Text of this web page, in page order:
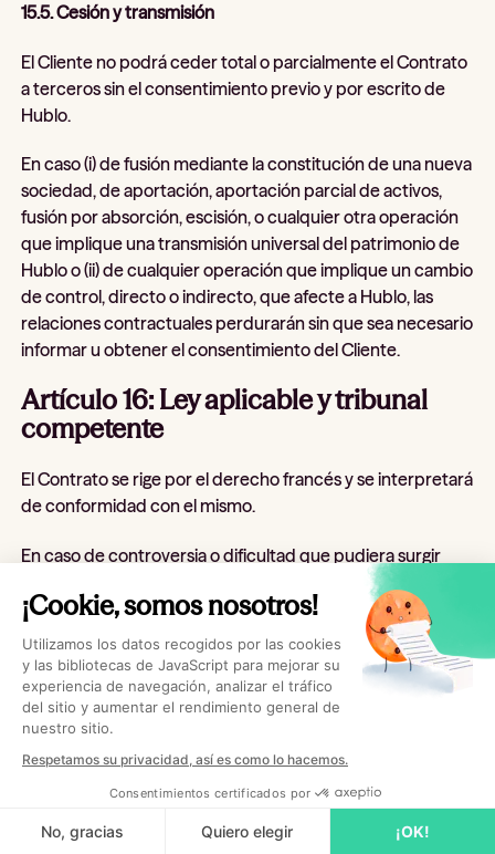
¡Cookie, somos nosotros!
Utilizamos los datos recogidos por las cookies
y las bibliotecas de JavaScript para mejorar su
experiencia de navegación, analizar el tráfico
del sitio y aumentar el rendimiento general de
nuestro sitio.
Respetamos su privacidad, así es como lo hacemos.
Consentimientos certificados por
No, gracias Quiero elegir ¡OK!
15.5. Cesión y transmisión
El Cliente no podrá ceder total o parcialmente el Contrato
a terceros sin el consentimiento previo y por escrito de
Hublo.
En caso (i) de fusión mediante la constitución de una nueva
sociedad, de aportación, aportación parcial de activos,
fusión por absorción, escisión, o cualquier otra operación
que implique una transmisión universal del patrimonio de
Hublo o (ii) de cualquier operación que implique un cambio
de control, directo o indirecto, que afecte a Hublo, las
relaciones contractuales perdurarán sin que sea necesario
informar u obtener el consentimiento del Cliente.
Artículo 16: Ley aplicable y tribunal
competente
El Contrato se rige por el derecho francés y se interpretará
de conformidad con el mismo.
En caso de controversia o dificultad que pudiera surgir
entre el Cliente y Hublo, relativa a la validez, la formación, la
interpretación, la ejecución o la terminación del Contrato,
las Partes se comprometen a cooperar con diligencia y
buena fe para encontrar una solución amistosa antes de
cualquier procedimiento judicial, a excepción de los casos
de urgencia que justifiquen el recurso al juez de medidas
cautelares.
Partes, cualquier litigio que pueda surgir entre ellas